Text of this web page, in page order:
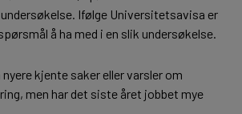
Ifølge Universitetsavisa er
å ha med i en slik undersøkelse.
nyere kjente saker eller varsler om
men har det siste året jobbet mye